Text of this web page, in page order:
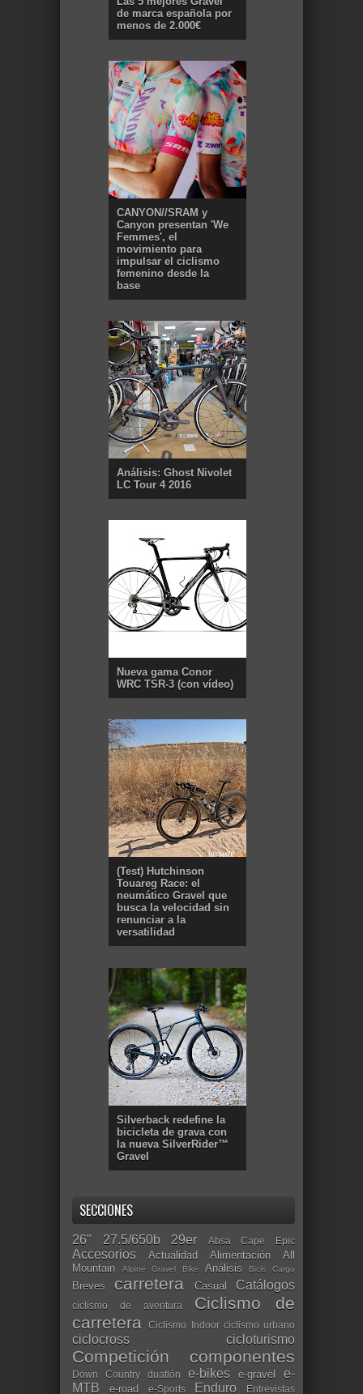
de marca española por
menos de 2.000€
CANYON//SRAM y
Canyon presentan 'We
Femmes', el
movimiento para
impulsar el ciclismo
femenino desde la
base
Análisis: Ghost Nivolet
LC Tour 4 2016
Nueva gama Conor
WRC TSR-3 (con vídeo)
(Test) Hutchinson
Touareg Race: el
neumático Gravel que
busca la velocidad sin
renunciar a la
versatilidad
Silverback redefine la
bicicleta de grava con
la nueva SilverRider™
Gravel
SECCIONES
26" 27.5/650b 29er Absa Cape Epic
Accesorios Actualidad Alimentación
All
Mountain
Alpine Gravel Bike Análisis Bicis Cargo
Breves carretera Casual Catálogos
ciclismo de aventura
Ciclismo de
carretera
Ciclismo Indoor ciclismo urbano
ciclocross cicloturismo
Competición componentes
Down Country duatlón e-bikes e-gravel
e-
MTB
e-road e-Sports Enduro Entrevistas